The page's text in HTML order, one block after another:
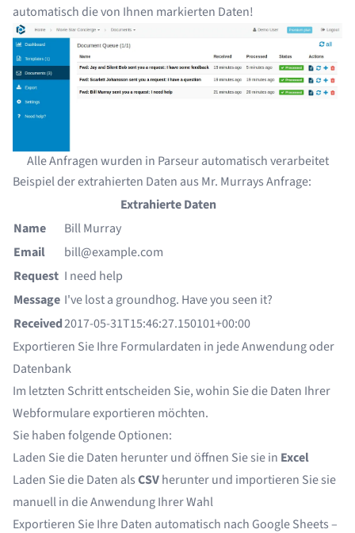
automatisch die von Ihnen markierten Daten!
Alle Anfragen wurden in Parseur automatisch verarbeitet
Beispiel der extrahierten Daten aus Mr. Murrays Anfrage:
Extrahierte Daten
Name
Bill Murray
Email
bill@example.com
Request I need help
Message I've lost a groundhog. Have you seen it?
Received2017-05-31T15:46:27.150101+00:00
Exportieren Sie Ihre Formulardaten in jede Anwendung oder
Datenbank
Im letzten Schritt entscheiden Sie, wohin Sie die Daten Ihrer
Webformulare exportieren möchten.
Sie haben folgende Optionen:
Laden Sie die Daten herunter und öffnen Sie sie in Excel
Laden Sie die Daten alsCSVherunter und importieren Sie sie
manuell in die Anwendung Ihrer Wahl
Exportieren Sie Ihre Daten automatisch nach Google Sheets–